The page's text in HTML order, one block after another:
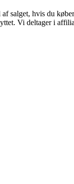
salget, hvis du
Vi deltager i